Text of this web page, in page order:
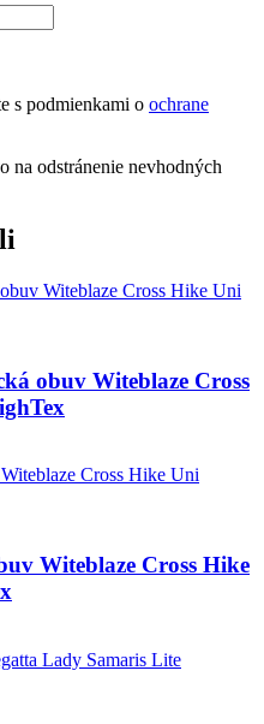
s podmienkami o ochrane
na odstránenie nevhodných
obuv Witeblaze Cross
Witeblaze Cross Hike